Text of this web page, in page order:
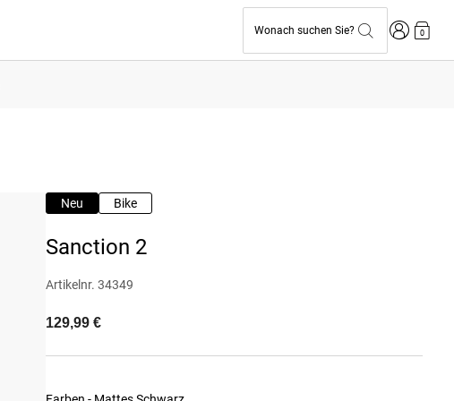
Wonach suchen Sie? Anmelden
0
Neu Bike
Sanction 2
Artikelnr. 34349
129,99 €